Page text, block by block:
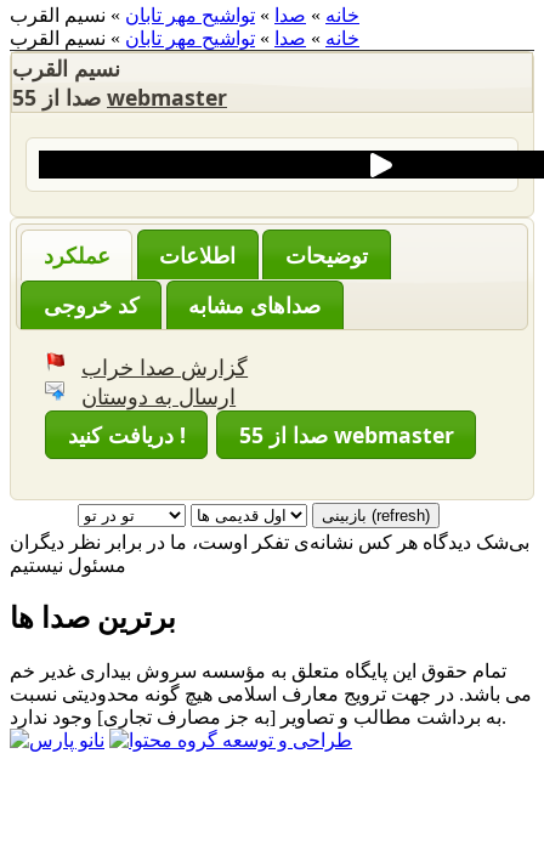
خانه » صدا » تواشیح مهر تابان » نسیم القرب
خانه » صدا » تواشیح مهر تابان » نسیم القرب
نسیم القرب
webmaster
عملکرد
‌توضیحات
کد خروجی‌
صداهای مشابه
گزارش صدا خراب
ارسال به دوستان
دریافت کنید !
55 صدا از webmaster
بی‌شک دیدگاه هر کس نشانه‌ی تفکر اوست، ما در برابر نظر دیگران
مسئول نیستیم
برترین صدا ها
تمام حقوق این پایگاه متعلق به مؤسسه سروش بیداری غدیر خم
می باشد. در جهت ترویج معارف اسلامی هیچ گونه محدودیتی نسبت
به برداشت مطالب و تصاویر [به جز مصارف تجاری] وجود ندارد.